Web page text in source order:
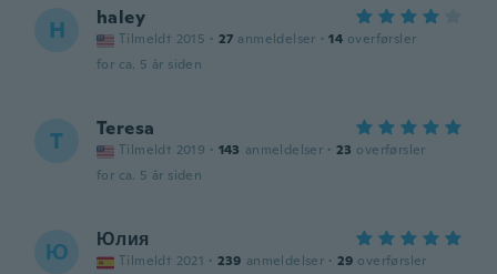
H haley
Tilmeldt 2015 · 27 anmeldelser · 14 overførsler
for ca. 5 år siden
T Teresa
Tilmeldt 2019 · 143 anmeldelser · 23 overførsler
for ca. 5 år siden
Ю Юлия
Tilmeldt 2021 · 239 anmeldelser · 29 overførsler